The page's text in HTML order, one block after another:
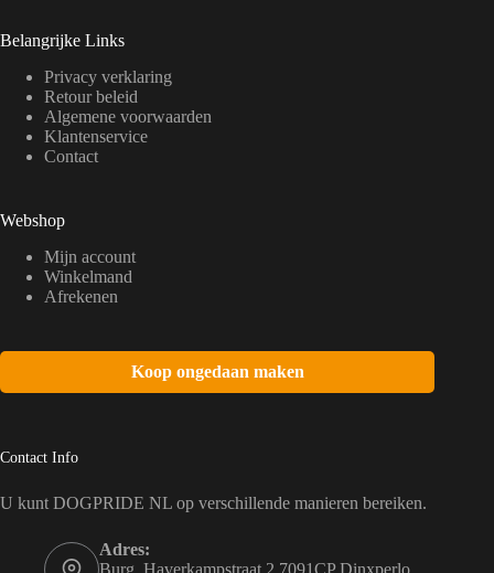
Belangrijke Links
Privacy verklaring
Retour beleid
Algemene voorwaarden
Klantenservice
Contact
Webshop
Mijn account
Winkelmand
Afrekenen
Koop ongedaan maken
Contact Info
U kunt DOGPRIDE NL op verschillende manieren bereiken.
Adres:
Burg. Haverkampstraat 2 7091CP Dinxperlo